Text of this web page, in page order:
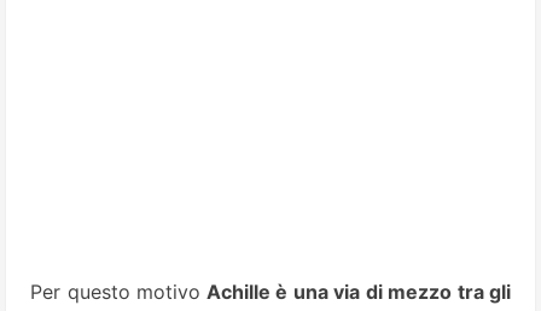
Per questo motivo Achille è una via di mezzo tra gli